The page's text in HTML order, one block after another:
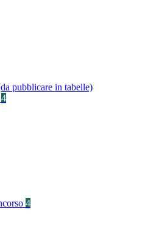
pubblicare in tabelle)
4
4